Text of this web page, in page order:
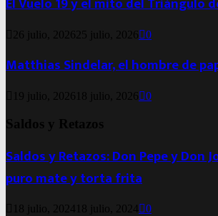
26 julio, 2026 25 julio, 2026 0
Matthias Sindelar, el hombre de
19 julio, 2026 18 julio, 2026 0
Saldos y Retazos
Saldos y Retazos: Don Pepe y Don
puro mate y torta frita
18 julio, 2024 18 julio, 2024 0